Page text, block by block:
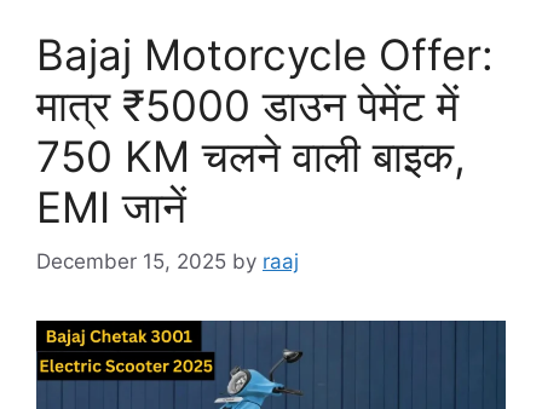
Bajaj Motorcycle Offer:
मात्र ₹5000 डाउन पेमेंट में
750 KM चलने वाली बाइक,
EMI जानें
December 15, 2025 by raaj